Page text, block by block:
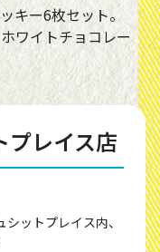
キー6枚セット。
ワイトチョコレー
プレイス店
ットプレイス内、